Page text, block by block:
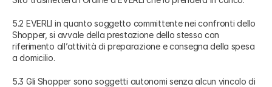
5.2 EVERLI in quanto soggetto committente nei confronti dello
Shopper, si avvale della prestazione dello stesso con
riferimento all’attività di preparazione e consegna della spesa
a domicilio.
5.3 Gli Shopper sono soggetti autonomi senza alcun vincolo di